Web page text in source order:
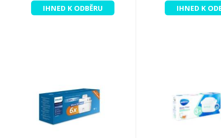
IHNED K ODBĚRU IHNED K